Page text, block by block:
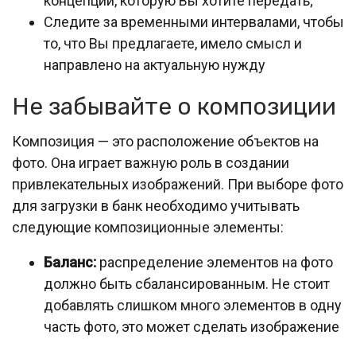
Следите за временными интервалами, чтобы
то, что Вы предлагаете, имело смысл и
направлено на актуальную нужду
Не забывайте о композиции
Композиция — это расположение объектов на
фото. Она играет важную роль в создании
привлекательных изображений. При выборе фото
для загрузки в банк необходимо учитывать
следующие композиционные элементы:
Баланс: распределение элементов на фото
должно быть сбалансированным. Не стоит
добавлять слишком много элементов в одну
часть фото, это может сделать изображение